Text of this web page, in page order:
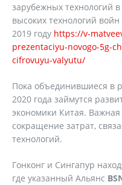
зарубежных технологий в
высоких технологий
2019 году https://v-
prezentaciyu-novogo-5g-
cifrovuyu-valyutu/
Пока объединившиеся в
2020 года займутся
экономики Китая.
сокращение затрат,
технологий.
Гонконг и Сингапур
где указанный Альянс